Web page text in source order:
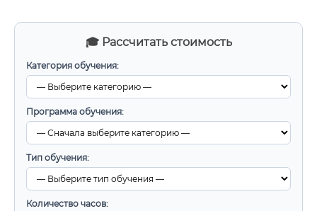
🎓 Рассчитать стоимость
Категория обучения:
Программа обучения:
Тип обучения:
Количество часов: